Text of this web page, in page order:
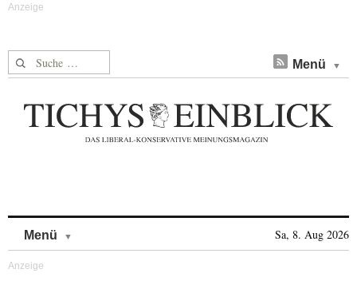
Suche nach: Menü
Menü Sa, 8. Aug 2026